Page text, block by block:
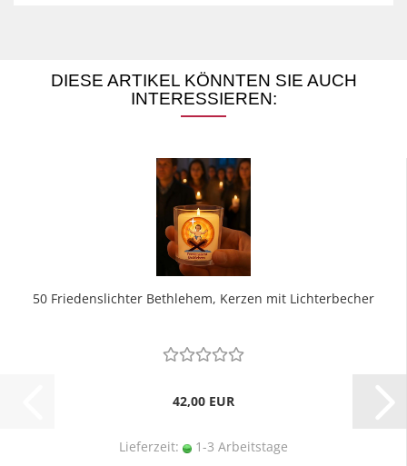
DIESE ARTIKEL KÖNNTEN SIE AUCH
INTERESSIEREN:
50 Friedenslichter Bethlehem, Kerzen mit Lichterbecher
42,00 EUR
Lieferzeit: 1-3 Arbeitstage